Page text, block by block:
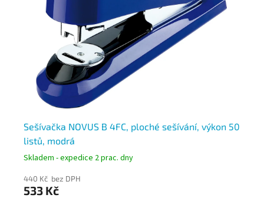
Sešívačka NOVUS B 4FC, ploché sešívání, výkon 50
listů, modrá
Skladem - expedice 2 prac. dny
440 Kč bez DPH
533 Kč